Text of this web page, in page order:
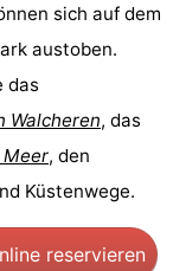
sich auf dem
austoben.
das
Walcheren, das
Meer, den
Küstenwege.
reservieren